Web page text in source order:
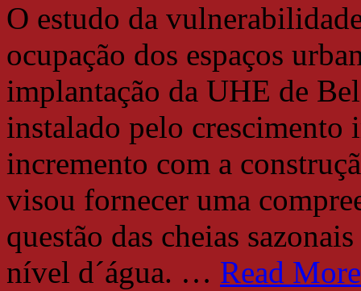
O estudo da
ocupação dos espaços
implantação da UHE de
instalado pelo crescimento
incremento com a
visou fornecer uma
questão das cheias
nível d´água. … Read